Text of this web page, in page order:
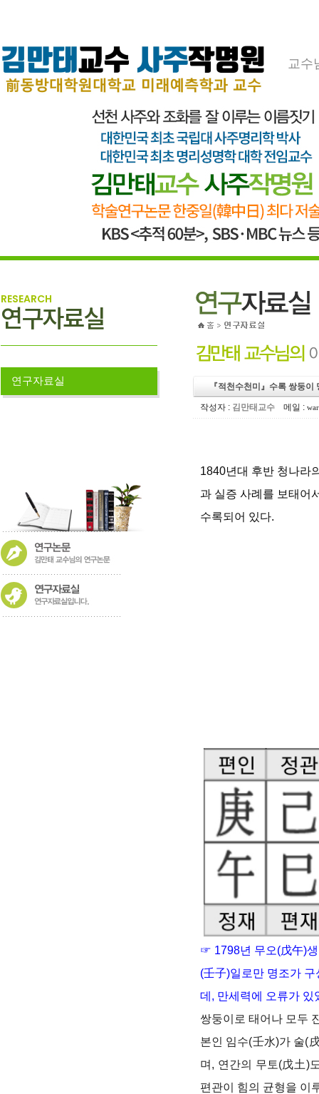
교수
RESEARCH
연구자료실
연구자료실 『적천수천미』수록 쌍둥이
작성자 : 김만태교수 메일 :
1840년대 후반 청나라
과 실증 사례를 보태어
수록되어 있다.
☞ 1798년 무오(戊午)
(壬子)일로만 명조가
데, 만세력에 오류가 있
쌍둥이로 태어나 모두
본인 임수(壬水)가 술(
며, 연간의 무토(戊土)
편관이 힘의 균형을 이